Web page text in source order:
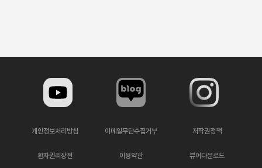
개인정보처리방침 이메일무단수집거부 저작권정책
환자권리장전 이용약관 뷰어다운로드